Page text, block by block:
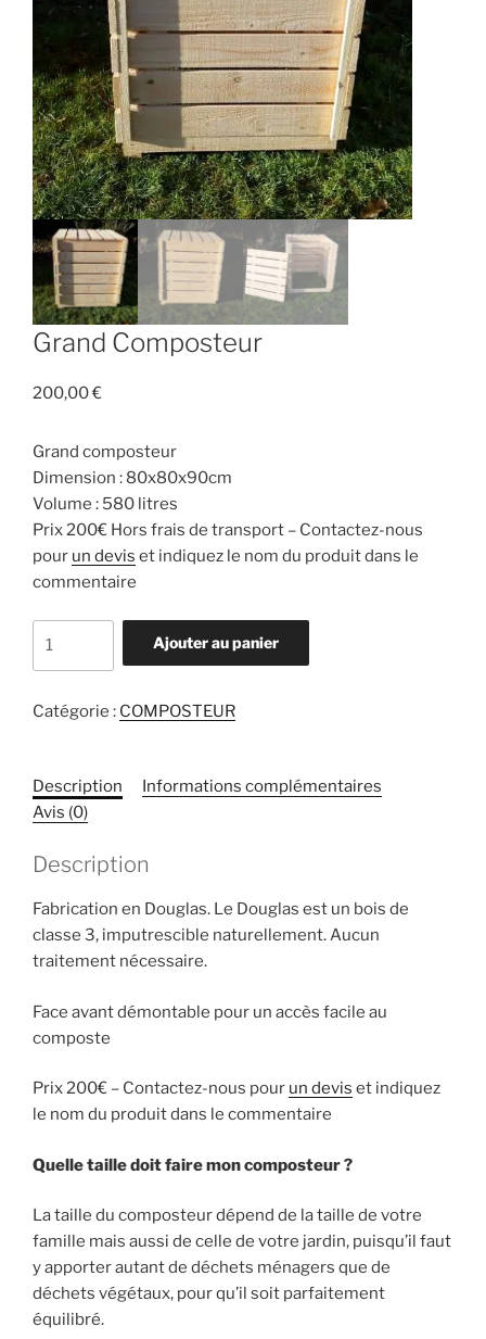
Grand Composteur
200,00€
Grand composteur
Dimension : 80x80x90cm
Volume : 580 litres
Prix 200€ Hors frais de transport – Contactez-nous
pour un devis et indiquez le nom du produit dans le
commentaire
Composteur
Ajouter au panier
Catégorie : COMPOSTEUR
Description
Informations complémentaires
Avis (0)
Description
Fabrication en Douglas. Le Douglas est un bois de
classe 3, imputrescible naturellement. Aucun
traitement nécessaire.
Face avant démontable pour un accès facile au
composte
Prix 200€ – Contactez-nous pour un devis et indiquez
le nom du produit dans le commentaire
Quelle taille doit faire mon composteur ?
La taille du composteur dépend de la taille de votre
famille mais aussi de celle de votre jardin, puisqu’il faut
y apporter autant de déchets ménagers que de
déchets végétaux, pour qu’il soit parfaitement
équilibré.